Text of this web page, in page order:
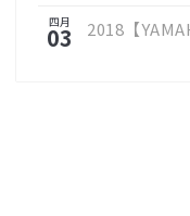
四月
03 2018【